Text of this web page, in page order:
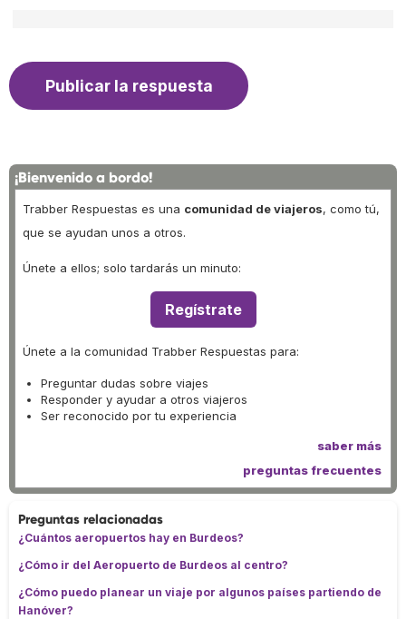
¡Bienvenido a bordo!
Trabber Respuestas es una comunidad de viajeros, como tú,
que se ayudan unos a otros.
Únete a ellos; solo tardarás un minuto:
Regístrate
Únete a la comunidad Trabber Respuestas para:
Preguntar dudas sobre viajes
Responder y ayudar a otros viajeros
Ser reconocido por tu experiencia
saber más
preguntas frecuentes
Preguntas relacionadas
¿Cuántos aeropuertos hay en Burdeos?
¿Cómo ir del Aeropuerto de Burdeos al centro?
¿Cómo puedo planear un viaje por algunos países partiendo de
Hanóver?